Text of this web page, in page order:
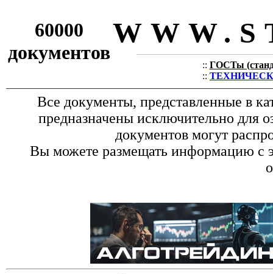
60000
документов
:: ГОСТы
::
Все документы, представленные в
предназначены исключительно для
документов могут
Вы можете размещать информацию с